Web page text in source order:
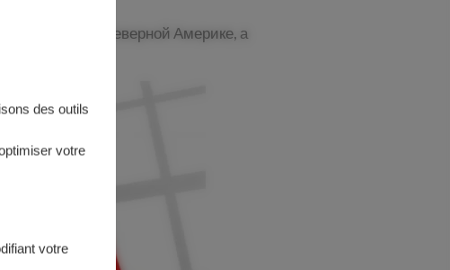
частности в Северной Америке, а
des outils
votre
votre